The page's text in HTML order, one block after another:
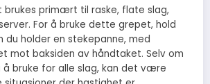
brukes primært til raske, flate slag,
For å bruke dette grepet, hold
du holder en stekepanne, med
mot baksiden av håndtaket. Selv om
å bruke for alle slag, kan det være